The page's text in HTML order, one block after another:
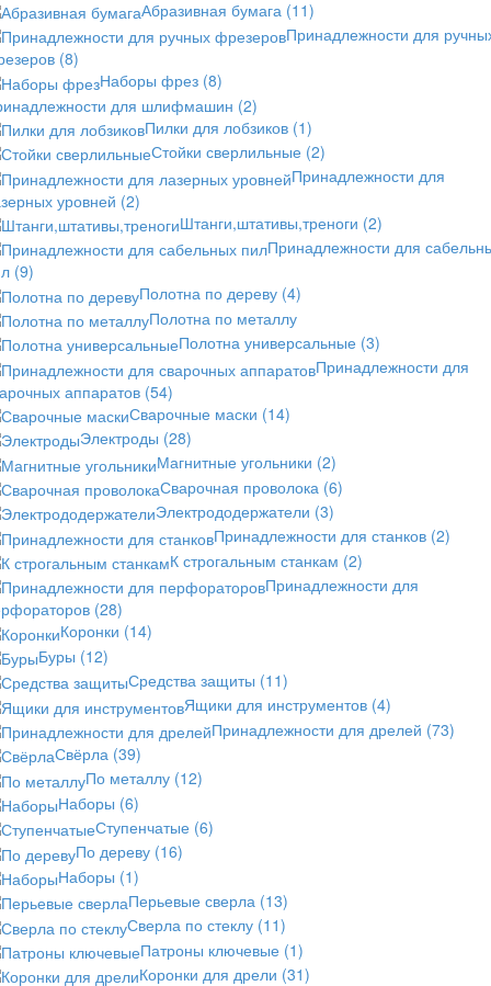
Абразивная бумага (11)
Принадлежности для
(8)
Наборы фрез (8)
для шлифмашин (2)
Пилки для лобзиков (1)
Стойки сверлильные (2)
Принадлежности для
уровней (2)
Штанги,штативы,треноги (2)
Принадлежности для
(9)
Полотна по дереву (4)
Полотна по металлу
Полотна универсальные (3)
Принадлежности для
аппаратов (54)
Сварочные маски (14)
Электроды (28)
Магнитные угольники (2)
Сварочная проволока (6)
Электрододержатели (3)
Принадлежности для станков (2)
К строгальным станкам (2)
Принадлежности для
(28)
Коронки (14)
Буры (12)
Средства защиты (11)
Ящики для инструментов (4)
Принадлежности для дрелей (73)
Свёрла (39)
По металлу (12)
Наборы (6)
Ступенчатые (6)
По дереву (16)
Наборы (1)
Перьевые сверла (13)
Сверла по стеклу (11)
Патроны ключевые (1)
Коронки для дрели (31)